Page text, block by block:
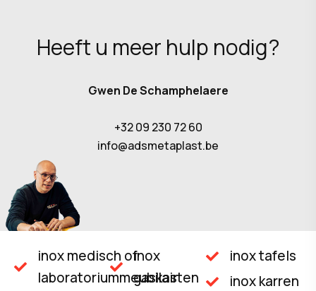
Heeft u meer hulp nodig?
Gwen De Schamphelaere
+32 09 230 72 60
info@adsmetaplast.be
inox medisch of
laboratoriummeubilair
inox
gaskasten
inox tafels
inox karren